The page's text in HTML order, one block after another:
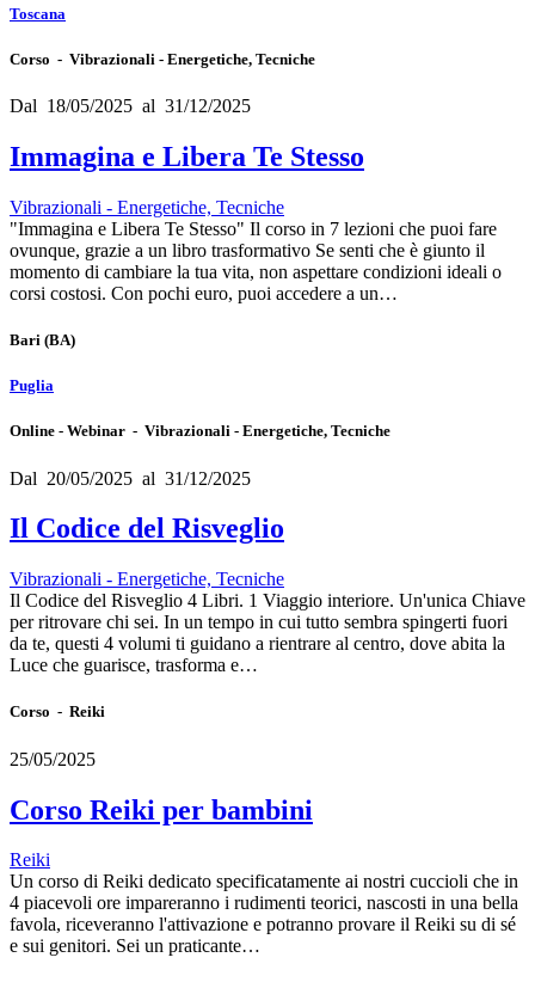
Toscana
Corso - Vibrazionali - Energetiche, Tecniche
Dal 18/05/2025 al 31/12/2025
Immagina e Libera Te Stesso
Vibrazionali - Energetiche, Tecniche
"Immagina e Libera Te Stesso" Il corso in 7 lezioni che puoi fare
ovunque, grazie a un libro trasformativo Se senti che è giunto il
momento di cambiare la tua vita, non aspettare condizioni ideali o
corsi costosi. Con pochi euro, puoi accedere a un…
Bari (BA)
Puglia
Online - Webinar - Vibrazionali - Energetiche, Tecniche
Dal 20/05/2025 al 31/12/2025
Il Codice del Risveglio
Vibrazionali - Energetiche, Tecniche
Il Codice del Risveglio 4 Libri. 1 Viaggio interiore. Un'unica Chiave
per ritrovare chi sei. In un tempo in cui tutto sembra spingerti fuori
da te, questi 4 volumi ti guidano a rientrare al centro, dove abita la
Luce che guarisce, trasforma e…
Corso - Reiki
25/05/2025
Corso Reiki per bambini
Reiki
Un corso di Reiki dedicato specificatamente ai nostri cuccioli che in
4 piacevoli ore impareranno i rudimenti teorici, nascosti in una bella
favola, riceveranno l'attivazione e potranno provare il Reiki su di sé
e sui genitori. Sei un praticante…